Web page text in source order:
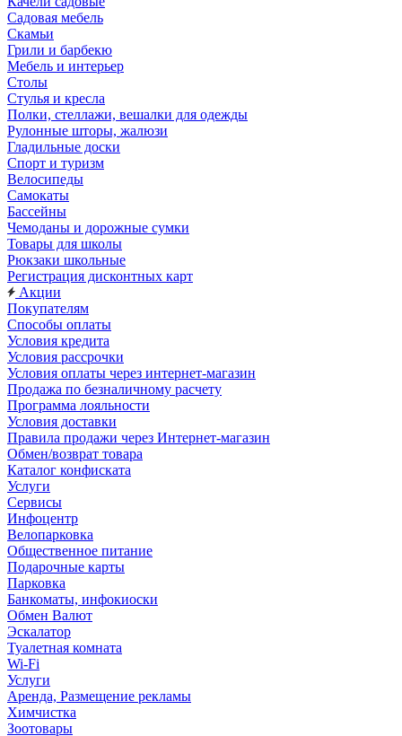
Садовая мебель
Скамьи
Грили и барбекю
Мебель и интерьер
Столы
Стулья и кресла
Полки, стеллажи, вешалки для одежды
Рулонные шторы, жалюзи
Гладильные доски
Спорт и туризм
Велосипеды
Самокаты
Бассейны
Чемоданы и дорожные сумки
Товары для школы
Рюкзаки школьные
Регистрация дисконтных карт
Акции
Покупателям
Способы оплаты
Условия кредита
Условия рассрочки
Условия оплаты через интернет-магазин
Продажа по безналичному расчету
Программа лояльности
Условия доставки
Правила продажи через Интернет-магазин
Обмен/возврат товара
Каталог конфиската
Услуги
Сервисы
Инфоцентр
Велопарковка
Общественное питание
Подарочные карты
Парковка
Банкоматы, инфокиоски
Обмен Валют
Эскалатор
Туалетная комната
Wi-Fi
Услуги
Аренда, Размещение рекламы
Химчистка
Зоотовары